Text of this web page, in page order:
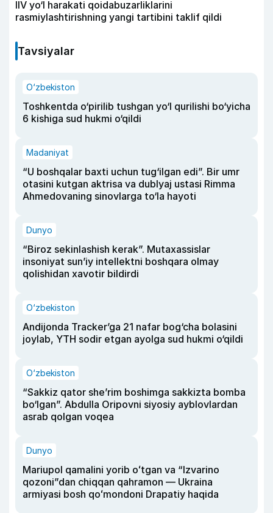
IIV yo‘l harakati qoidabuzarliklarini
rasmiylashtirishning yangi tartibini taklif qildi
Tavsiyalar
O‘zbekiston
Toshkentda o‘pirilib tushgan yo‘l qurilishi bo‘yicha
6 kishiga sud hukmi o‘qildi
Madaniyat
“U boshqalar baxti uchun tug‘ilgan edi”. Bir umr
otasini kutgan aktrisa va dublyaj ustasi Rimma
Ahmedovaning sinovlarga to‘la hayoti
Dunyo
“Biroz sekinlashish kerak”. Mutaxassislar
insoniyat sun’iy intellektni boshqara olmay
qolishidan xavotir bildirdi
O‘zbekiston
Andijonda Tracker’ga 21 nafar bog‘cha bolasini
joylab, YTH sodir etgan ayolga sud hukmi o‘qildi
O‘zbekiston
“Sakkiz qator she’rim boshimga sakkizta bomba
bo‘lgan”. Abdulla Oripovni siyosiy ayblovlardan
asrab qolgan voqea
Dunyo
Mariupol qamalini yorib oʻtgan va “Izvarino
qozoni”dan chiqqan qahramon — Ukraina
armiyasi bosh qoʻmondoni Drapatiy haqida